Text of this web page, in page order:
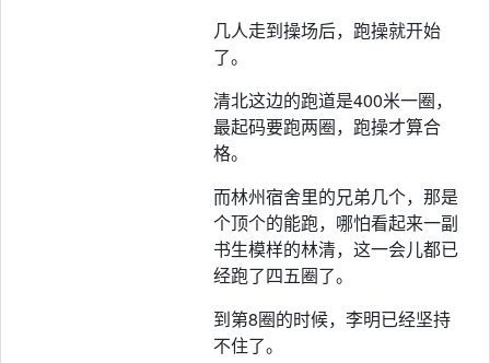
几人走到操场后，跑操就开始
了。
清北这边的跑道是400米一圈，
最起码要跑两圈，跑操才算合
格。
而林州宿舍里的兄弟几个，那是
个顶个的能跑，哪怕看起来一副
书生模样的林清，这一会儿都已
经跑了四五圈了。
到第8圈的时候，李明已经坚持
不住了。